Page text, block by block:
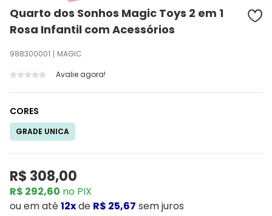
Quarto dos Sonhos Magic Toys 2 em 1
Rosa Infantil com Acessórios
988300001
MAGIC
Avalie agora!
R$ 308,00
R$ 292,60 no PIX
ouem até12xde R$ 25,67 sem juros
CORES
GRADE UNICA